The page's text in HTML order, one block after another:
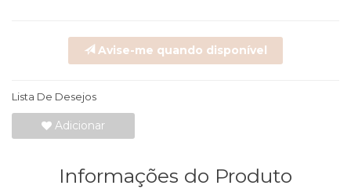
Avise-me quando disponível
Lista De Desejos
Adicionar
Informações do Produto